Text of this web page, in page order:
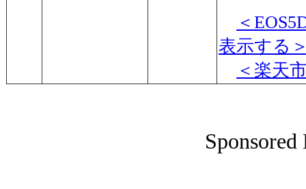
＜
表示する
＜楽天